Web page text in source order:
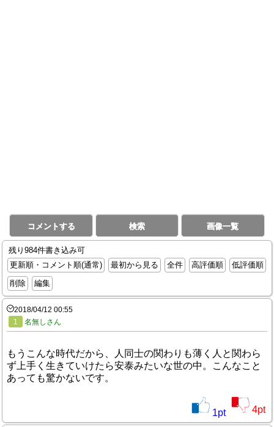
コメントする 検索 画像一覧
残り984件書き込み可
更新順・コメント順(通常)
最初から見る 全件 高評価順
低評価順
削除
編集
2018/04/12 00:55
1
名無しさん
もうこんな時代だから、人同士の関わりも薄く人と関わら
ず上手く生きていけたら安泰みたいな世の中。こんなこと
あっても驚かないです。
1pt 4pt